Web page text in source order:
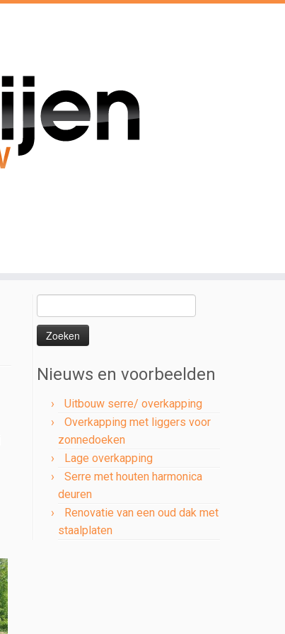
naar:
Nieuws en voorbeelden
Uitbouw serre/ overkapping
Overkapping met liggers voor
zonnedoeken
Lage overkapping
Serre met houten harmonica
deuren
Renovatie van een oud dak met
staalplaten